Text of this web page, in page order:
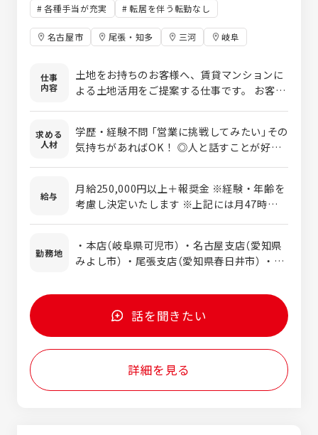
各種手当が充実
転居を伴う転勤なし
名古屋市 尾張・知多 三河 岐阜
仕事
内容
土地をお持ちのお客様へ、賃貸マンションに
よる土地活用をご提案する仕事です。 お客様
「売り込む営業」ではないため、未経験の方で
も始めやすいのが特徴です。 仕事はチームで
進めるので、知識や経験がなくても大丈夫。
先輩社員がしっかりフォローするため、業界
未経験の方や営業デビューの方も安心して働
長く働ける職場です。 ★オーナー様の約60％
がリピーター！ 経験を積むごとに、ご紹介や
アは愛知県内 基本的に⽇帰り可能で、⻑期出
張はありません。 まずはハートフルマンショ
ンの社風を感じてみて下さい。 下記『話を聞
きたい』コマンドからの面談のご予約をお待
求める
人材
学歴・経験不問 「営業に挑戦してみたい」その
気持ちがあればOK！ ◎⼈と話すことが好き
お客様とじっくり関係を築きたい 未経験スタ
ート多数 育児中の女性社員も多数活躍中で
す！ 特別な経験やスキルは必要ありません。
研修や先輩社員とのペア行動で営業職未経験
の方も段階的に 業務を覚えることができるの
給与
月給250,000円以上＋報奨金 ※経験・年齢を
考慮し決定いたします ※上記には月47時間の
勤務地
・本店（岐阜県可児市） ・名古屋支店（愛知県
みよし市） ・尾張支店（愛知県春日井市） ・三
話を聞きたい
詳細を見る